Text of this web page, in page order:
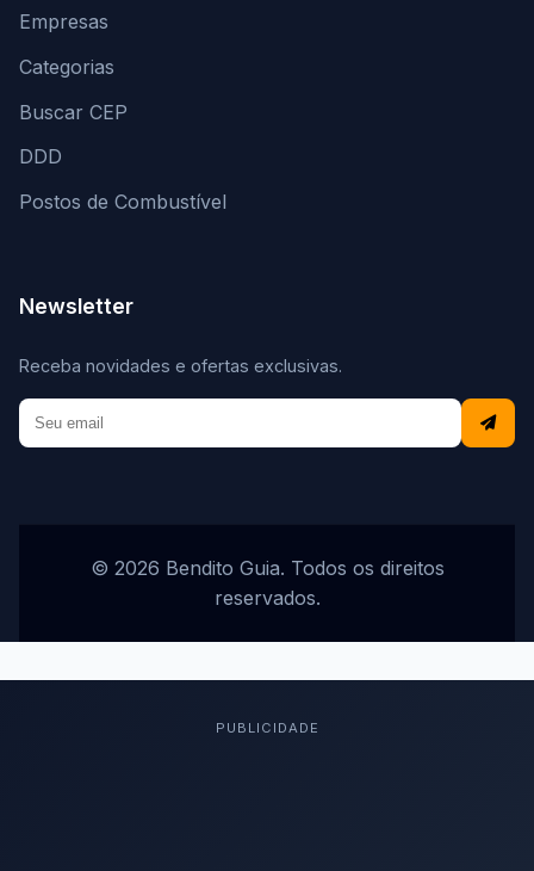
Empresas
Categorias
Buscar CEP
DDD
Postos de Combustível
Newsletter
Receba novidades e ofertas exclusivas.
© 2026 Bendito Guia. Todos os direitos
reservados.